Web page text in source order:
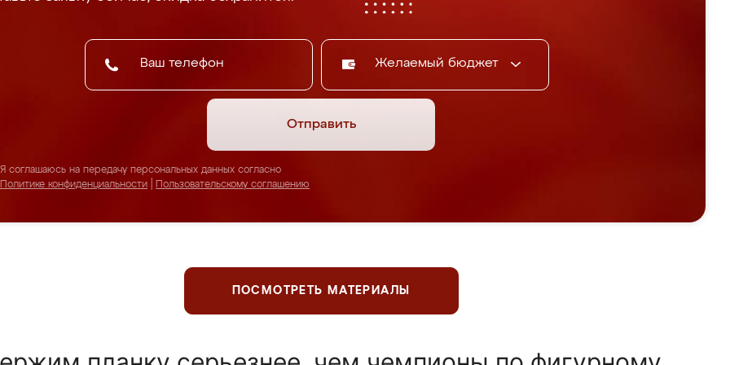
Желаемый бюджет
Отправить
Я соглашаюсь на передачу персональных данных согласно
Политике конфиденциальности
Пользовательскому соглашению
ПОСМОТРЕТЬ МАТЕРИАЛЫ